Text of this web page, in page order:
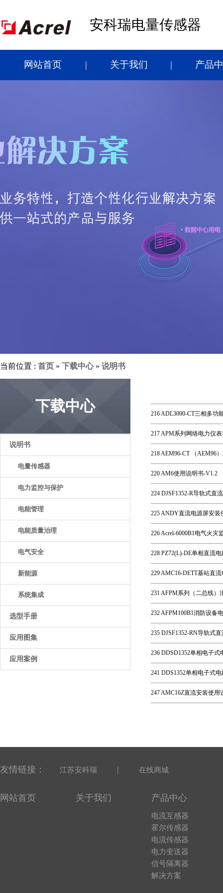
安科瑞电量传感器
网站首页 关于我们 产品
当前位置 : 首页 » 下载中心» 说明书
下载中心
说明书
电量传感器
电力监控与保护
电能管理
电能质量治理
电气安全
新能源
系统集成
选型手册
应用图集
应用案例
216 ADL3000-CT三相多功
217 APM系列网络电力仪
218 AEM96-CT （AEM96
220 AM6使用说明书-V1.2
224 DJSF1352-R导轨式直
225 ANDY直流电源屏安装
226 Acrel-6000B1电气火灾
228 PZ72(L)-DE单相直流
229 AMC16-DETT基站直
231 AFPM系列（二总线）
232 AFPM100B1消防设备
235 DJSF1352-RN导轨式
236 DDSD1352单相电子
241 DDS1352单相电子式
247 AMC16Z直流安装使用
友情链接： 江苏安科瑞 | 在线商城
网站首页 关于我们 产品中心
电流互感器
霍尔传感器
电流传感器
电力变送器
信号隔离器
解决方案